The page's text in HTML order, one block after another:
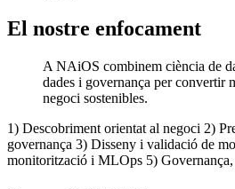
El nostre enfocament
A NAiOS combinem ciència de
dades i governança per convertir
negoci sostenibles.
1) Descobriment orientat al negoci 2)
governança 3) Disseny i validació de
monitorització i MLOps 5) Governança,